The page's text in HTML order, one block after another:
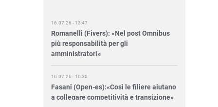
Romanelli (Fivers): «Nel post Omnibus
più responsabilità per gli
amministratori»
16.07.26 - 10:30
Fasani (Open-es):«Così le filiere aiutano
a collegare competitività e transizione»